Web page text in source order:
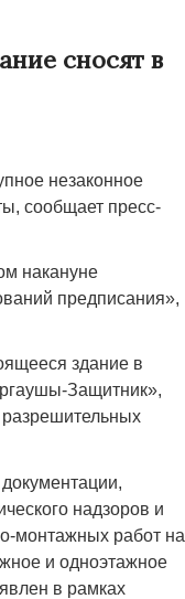
сносят в
незаконное
сообщает пресс-
накануне
предписания»,
здание в
Защитник»,
разрешительных
надзоров и
монтажных работ на
и одноэтажное
в рамках